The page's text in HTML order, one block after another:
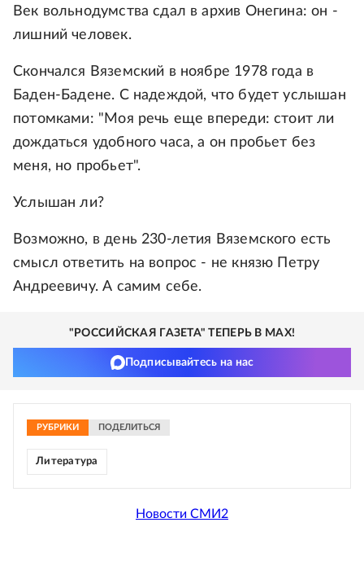
Век вольнодумства сдал в архив Онегина: он -
лишний человек.
Скончался Вяземский в ноябре 1978 года в
Баден-Бадене. С надеждой, что будет услышан
потомками: "Моя речь еще впереди: стоит ли
дождаться удобного часа, а он пробьет без
меня, но пробьет".
Услышан ли?
Возможно, в день 230-летия Вяземского есть
смысл ответить на вопрос - не князю Петру
Андреевичу. А самим себе.
"РОССИЙСКАЯ ГАЗЕТА" ТЕПЕРЬ В MAX!
Подписывайтесь на нас
РУБРИКИ ПОДЕЛИТЬСЯ
Литература
Новости СМИ2